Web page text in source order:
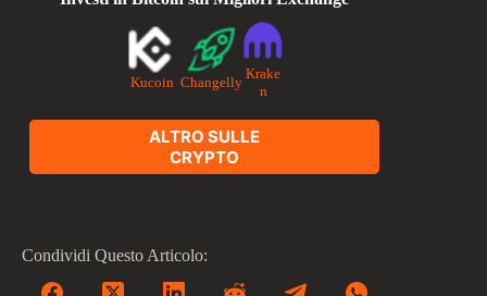
Kucoin Changelly
Krake
n
ALTRO SULLE
CRYPTO
Condividi Questo Articolo: